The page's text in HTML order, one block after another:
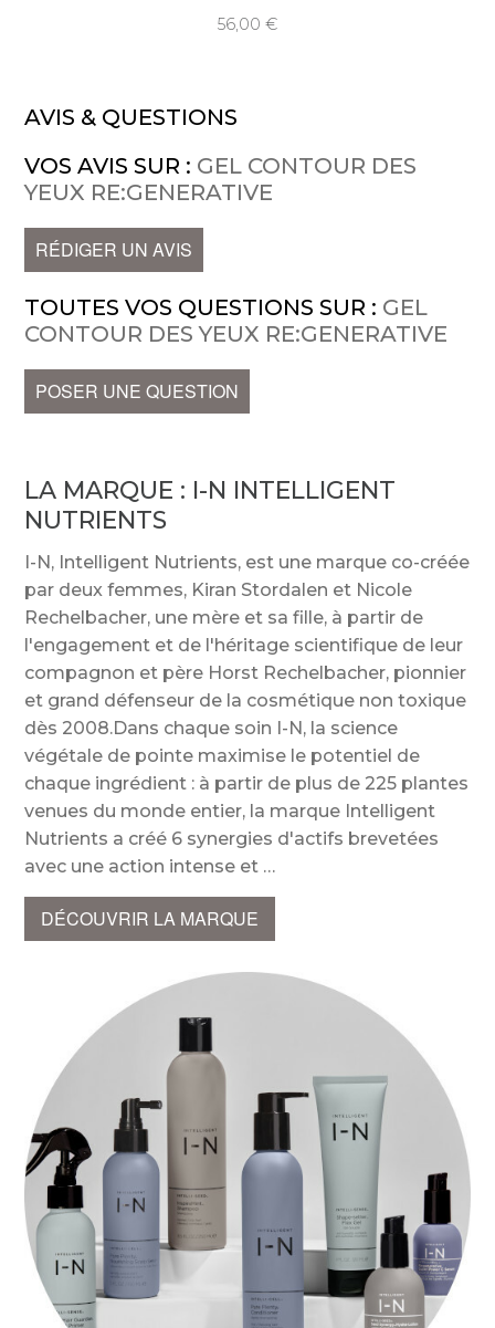
56,00
AVIS & QUESTIONS
VOS AVIS SUR : GEL CONTOUR DES
YEUX RE:GENERATIVE
RÉDIGER UN AVIS
TOUTES VOS QUESTIONS SUR : GEL
CONTOUR DES YEUX RE:GENERATIVE
POSER UNE QUESTION
LA MARQUE : I-N INTELLIGENT
NUTRIENTS
I-N, Intelligent Nutrients, est une marque co-créée
par deux femmes, Kiran Stordalen et Nicole
Rechelbacher, une mère et sa fille, à partir de
l'engagement et de l'héritage scientifique de leur
compagnon et père Horst Rechelbacher, pionnier
et grand défenseur de la cosmétique non toxique
dès 2008.Dans chaque soin I-N, la science
végétale de pointe maximise le potentiel de
chaque ingrédient : à partir de plus de 225 plantes
venues du monde entier, la marque Intelligent
Nutrients a créé 6 synergies d'actifs brevetées
avec une action intense et
DÉCOUVRIR LA MARQUE